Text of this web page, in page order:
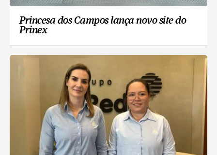
Princesa dos Campos lança novo site do
Prinex